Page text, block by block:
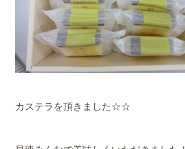
カステラを頂きました☆☆